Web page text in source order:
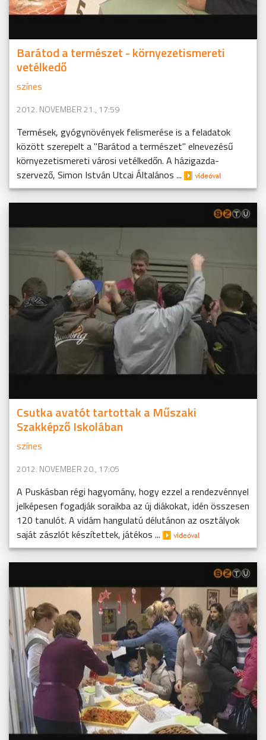
Barátod a természet - környezetismereti
vetélkedő
színes
2012. NOVEMBER 21., 17:59
Termések, gyógynövények felismerése is a feladatok
között szerepelt a "Barátod a természet" elnevezésű
környezetismereti városi vetélkedőn. A házigazda-
szervező, Simon István Utcai Általános ...
Csutka avatót tartottak a Műszaki
Szakképző Iskolában
színes
2012. NOVEMBER 20., 17:05
A Puskásban régi hagyomány, hogy ezzel a rendezvénnyel
jelképesen fogadják soraikba az új diákokat, idén összesen
120 tanulót. A vidám hangulatú délutánon az osztályok
saját zászlót készítettek, játékos ...